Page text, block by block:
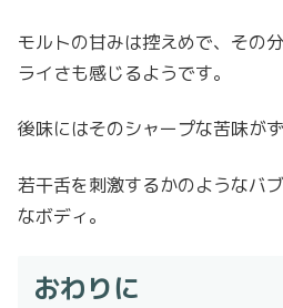
モルトの甘みは控えめで、その
ライさも感じるようです。
後味にはそのシャープな苦味が
若干舌を刺激するかのようなバ
なボディ。
おわりに